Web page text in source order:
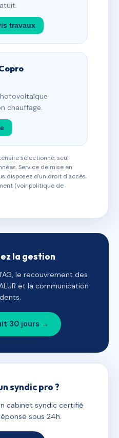
travaux
chauffage.
sélectionné, seul
Service de mise en
disposez d'un droit d'accès,
(voir politique de
la gestion
le recouvrement des
et la communication
30 jours →
syndic pro ?
cabinet syndic certifié
sous 24h.